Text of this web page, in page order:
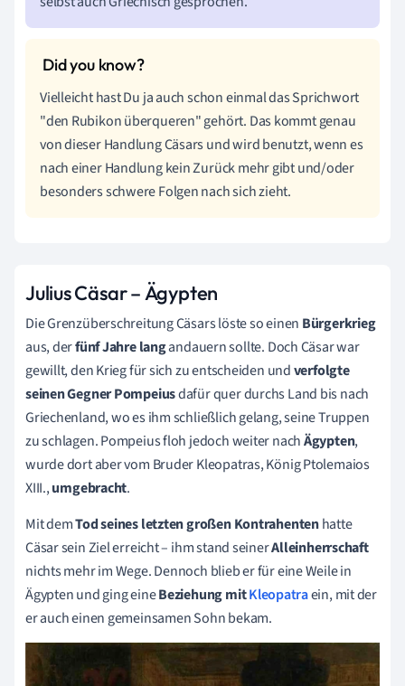
Vielleicht hast Du ja auch schon einmal das Sprichwort
"den Rubikon überqueren" gehört. Das kommt genau
von dieser Handlung Cäsars und wird benutzt, wenn es
nach einer Handlung kein Zurück mehr gibt und/oder
besonders schwere Folgen nach sich zieht.
Julius Cäsar – Ägypten
Die Grenzüberschreitung Cäsars löste so einen Bürgerkrieg
aus, derfünf Jahre langandauern sollte. Doch Cäsar war
gewillt, den Krieg für sich zu entscheiden undverfolgte
seinen Gegner Pompeiusdafür quer durchs Land bis nach
Griechenland, wo es ihm schließlich gelang, seine Truppen
zu schlagen. Pompeius floh jedoch weiter nachÄgypten,
wurde dort aber vom Bruder Kleopatras, König Ptolemaios
XIII.,umgebracht.
Mit demTod seines letzten großen Kontrahentenhatte
Cäsar sein Ziel erreicht – ihm stand seinerAlleinherrschaft
nichts mehr im Wege. Dennoch blieb er für eine Weile in
Ägypten und ging eineBeziehung mitKleopatraein, mit der
er auch einen gemeinsamen Sohn bekam.